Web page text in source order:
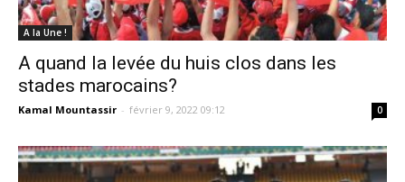
A la Une !
A quand la levée du huis clos dans les
stades marocains?
Kamal Mountassir - février 9, 2022 09:12 0